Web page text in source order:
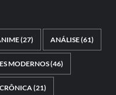
(27) ANÁLISE(61)
MODERNOS(46)
CRÔNICA(21)